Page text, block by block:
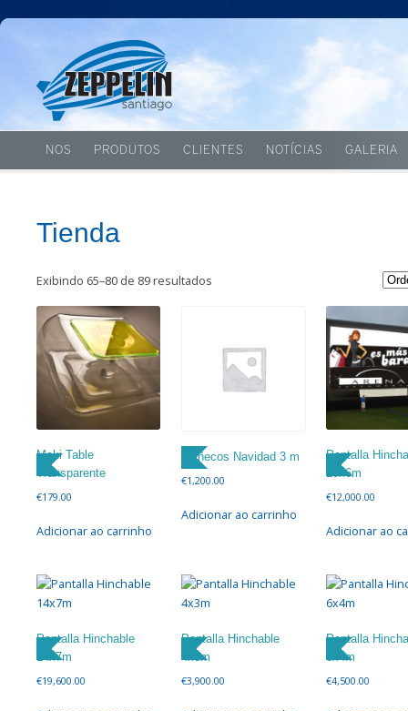
NOS PRODUTOS CLIENTES NOTÍCIAS GALERIA
Tienda
Exibindo 65–80 de 89 resultados
Maki Table
Transparente
€179.00
Adicionar ao carrinho
Muñecos Navidad 3 m
€1,200.00
Adicionar ao carrinho
Pantalla
10x6m
€12,000.00
Adicionar ao
Pantalla Hinchable
14x7m
€19,600.00
Pantalla Hinchable
4x3m
€3,900.00
Pantalla
6x4m
€4,500.00